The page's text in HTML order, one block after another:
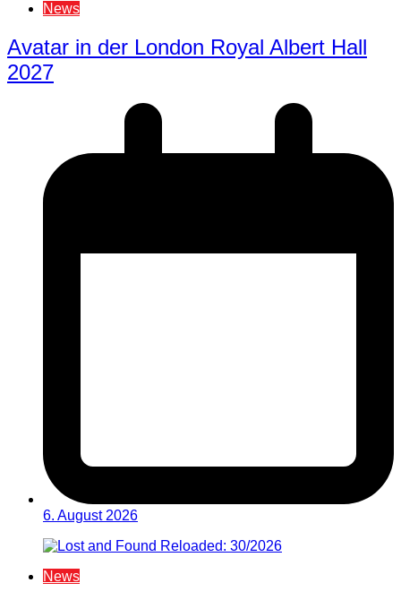
News
Avatar in der London Royal Albert Hall
2027
6. August 2026
News